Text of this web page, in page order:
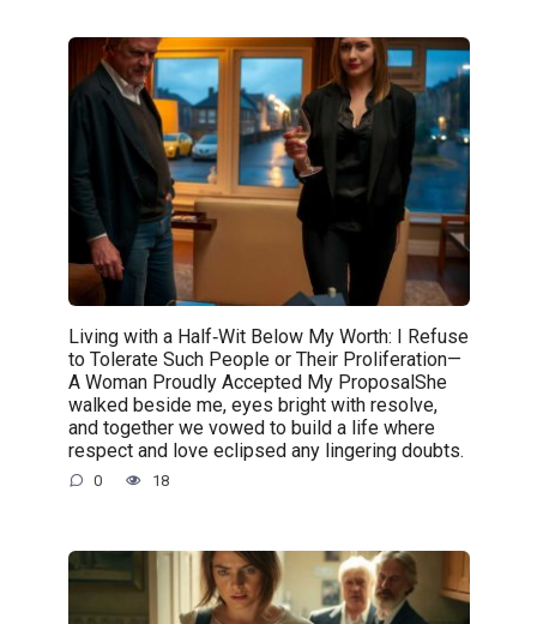
Living with a Half‑Wit Below My Worth: I Refuse
to Tolerate Such People or Their Proliferation—
A Woman Proudly Accepted My ProposalShe
walked beside me, eyes bright with resolve,
and together we vowed to build a life where
respect and love eclipsed any lingering doubts.
0 18